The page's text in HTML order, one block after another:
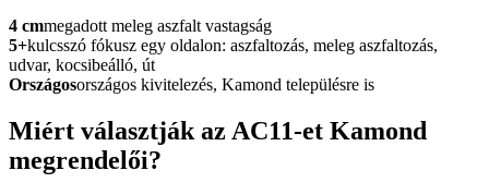
4 cmmegadott meleg aszfalt vastagság
5+kulcsszó fókusz egy oldalon: aszfaltozás, meleg aszfaltozás,
udvar, kocsibeálló, út
Országosországos kivitelezés, Kamond településre is
Miért választják az AC11-et Kamond
megrendelői?